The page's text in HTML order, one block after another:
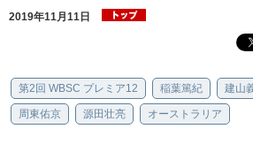
2019年11月11日
第2回 WBSC プレミア12 稲葉篤紀 建山
周東佑京 源田壮亮 オーストラリア